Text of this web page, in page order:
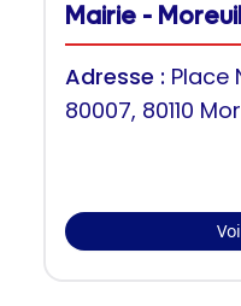
Mairie -
Adresse : Place
80007, 80110